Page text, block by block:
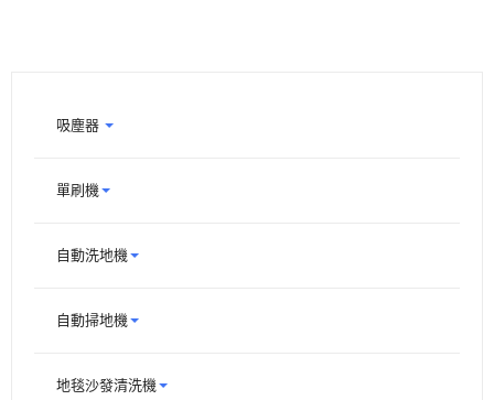
吸塵器
單刷機
自動洗地機
自動掃地機
地毯沙發清洗機